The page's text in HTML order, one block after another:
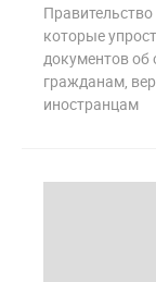
которые
документов
гражданам,
иностранцам